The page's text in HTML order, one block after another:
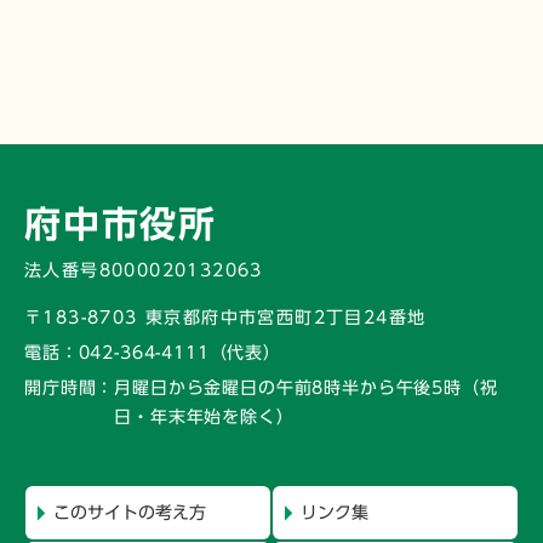
府中市役所
法人番号8000020132063
〒183-8703 東京都府中市宮西町2丁目24番地
電話： 042-364-4111（代表）
開庁時間： 月曜日から金曜日の午前8時半から午後5時 （祝
日・年末年始を除く）
このサイトの考え方 リンク集